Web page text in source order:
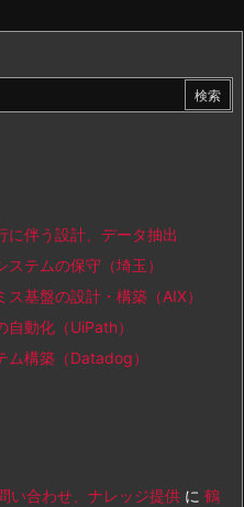
に伴う設計、データ抽出
ステムの保守（埼玉）
ス基盤の設計・構築（AIX）
自動化（UiPath）
ム構築（Datadog）
い合わせ、ナレッジ提供 に 鶴